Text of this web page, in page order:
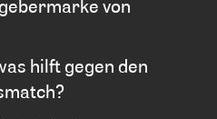
von
hilft gegen den